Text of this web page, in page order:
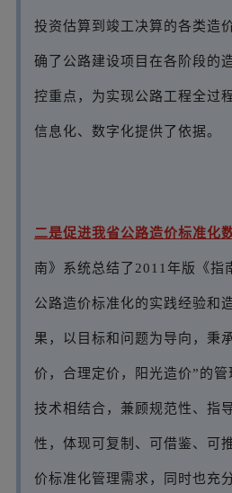
投资估算到竣工决算的各类造
确了公路建设项目在各阶段的
控重点，为实现公路工程全过
信息化、数字化提供了依据。
二是促进我省公路造价标准化
南》系统总结了2011年版《指
公路造价标准化的实践经验和
果，以目标和问题为导向，秉
价，合理定价，阳光造价”的
技术相结合，兼顾规范性、指
性，体现可复制、可借鉴、可
价标准化管理需求，同时也充